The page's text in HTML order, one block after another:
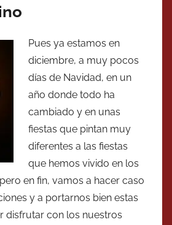
Pues ya estamos en
diciembre, a muy pocos
días de Navidad, en un
año donde todo ha
cambiado y en unas
fiestas que pintan muy
diferentes a las fiestas
que hemos vivido en los
en fin, vamos a hacer caso
y a portarnos bien estas
disfrutar con los nuestros